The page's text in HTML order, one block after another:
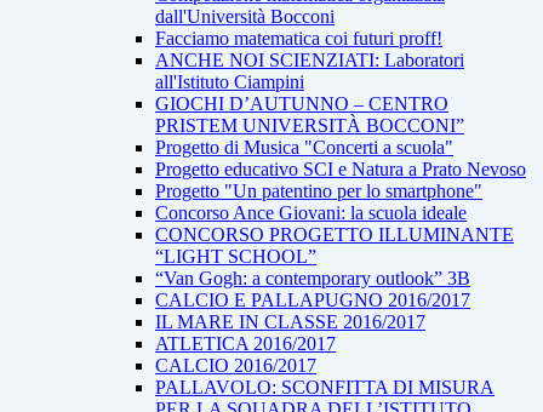
dall'Università Bocconi
Facciamo matematica coi futuri proff!
ANCHE NOI SCIENZIATI: Laboratori
all'Istituto Ciampini
GIOCHI D’AUTUNNO – CENTRO
PRISTEM UNIVERSITÀ BOCCONI”
Progetto di Musica "Concerti a scuola"
Progetto educativo SCI e Natura a Prato Nevoso
Progetto "Un patentino per lo smartphone"
Concorso Ance Giovani: la scuola ideale
CONCORSO PROGETTO ILLUMINANTE
“LIGHT SCHOOL”
“Van Gogh: a contemporary outlook” 3B
CALCIO E PALLAPUGNO 2016/2017
IL MARE IN CLASSE 2016/2017
ATLETICA 2016/2017
CALCIO 2016/2017
PALLAVOLO: SCONFITTA DI MISURA